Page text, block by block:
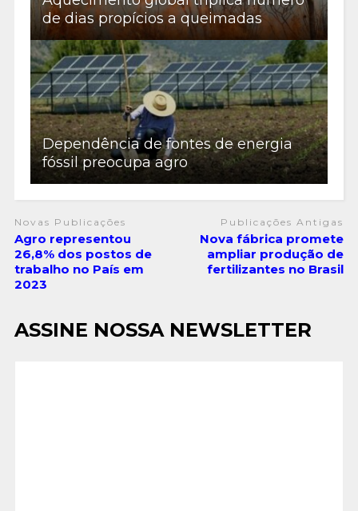
de dias propícios a queimadas
Dependência de fontes de energia
fóssil preocupa agro
Novas Publicações
Agro representou
26,8% dos postos de
trabalho no País em
2023
Publicações Antigas
Nova fábrica promete
ampliar produção de
fertilizantes no Brasil
ASSINE NOSSA NEWSLETTER